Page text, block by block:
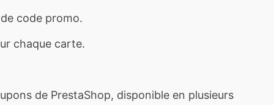
code promo.
chaque carte.
de PrestaShop, disponible en plusieurs